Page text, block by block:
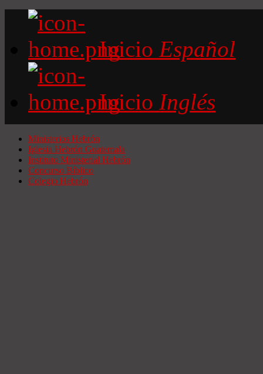
Inicio Español
Inicio Inglés
Ministerios Hebrón
Iglesia Hebrón Guatemala
Instituto Ministerial Hebrón
Concurso Bíblico
Colegio Hebrón